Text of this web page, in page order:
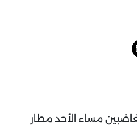
مساء الأحد مطار